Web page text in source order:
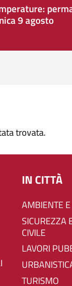
9 agosto
trovata.
IN CITTÀ
AMBIENTE
SICUREZZA E PROTEZIONE
CIVILE
LAVORI
TURISMO